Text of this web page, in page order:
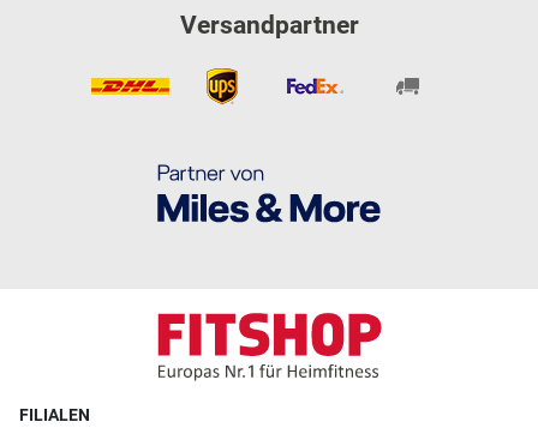
Versandpartner
FILIALEN